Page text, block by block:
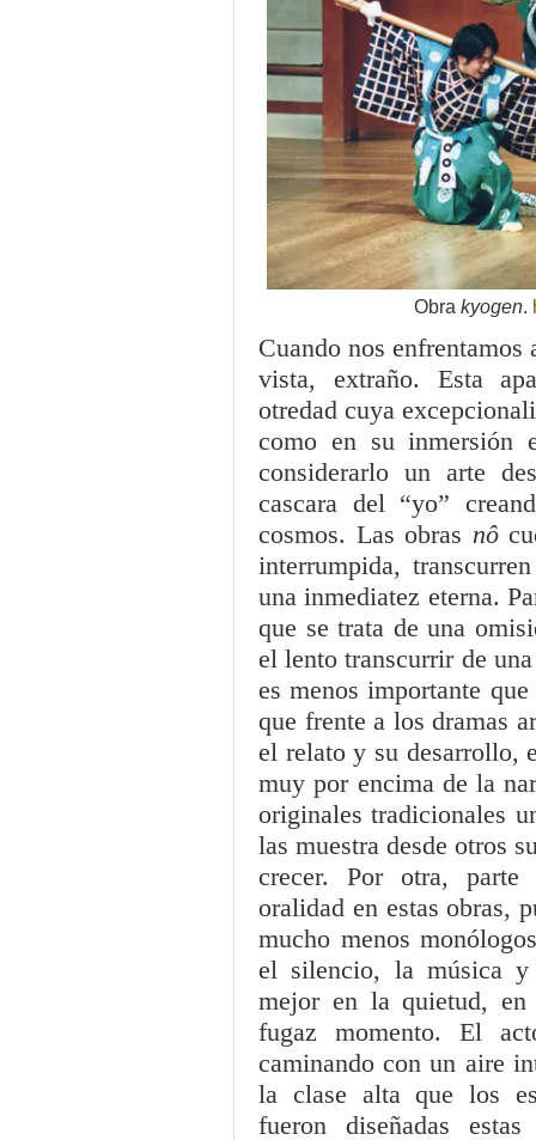
Obra kyogen.
Cuando nos
vista, extraño. Esta
otredad cuya
como en su inmersión
considerarlo un arte
cascara del “yo”
cosmos. Las obras nô
interrumpida,
una inmediatez eterna.
que se trata de una
el lento transcurrir de
es menos importante
que frente a los dramas
el relato y su desarrollo,
muy por encima de la
originales tradicionales
las muestra desde otros
crecer. Por otra, parte
oralidad en estas obras,
mucho menos
el silencio, la música y
mejor en la quietud,
fugaz momento. El
caminando con un aire
la clase alta que los
fueron diseñadas